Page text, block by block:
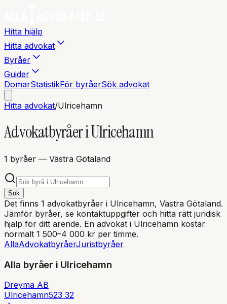
Hitta hjälp
Hitta advokat
Byråer
Guider
DomarStatistikFör byråerSök advokat
Hitta advokat/Ulricehamn
Advokatbyråer iUlricehamn
1 byråer — Västra Götaland
Sök
Det finns 1 advokatbyråer i Ulricehamn, Västra Götaland.
Jämför byråer, se kontaktuppgifter och hitta rätt juridisk
hjälp för ditt ärende. En advokat i Ulricehamn kostar
normalt 1 500–4 000 kr per timme.
AllaAdvokatbyråerJuristbyråer
Alla byråer i Ulricehamn
Dreyma AB
Ulricehamn523 32